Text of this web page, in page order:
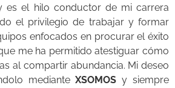
es el hilo conductor de mi carrera
el privilegio de trabajar y formar
enfocados en procurar el éxito
me ha permitido atestiguar cómo
al compartir abundancia. Mi deseo
medianteXSOMOS y siempre